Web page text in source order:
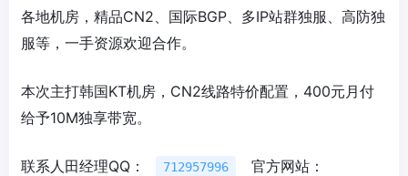
各地机房，精品CN2、国际BGP、多IP站群独服、高防独
服等，一手资源欢迎合作。
本次主打韩国KT机房，CN2线路特价配置，400元月付
给予10M独享带宽。
联系人田经理QQ： 712957996
官方网站：